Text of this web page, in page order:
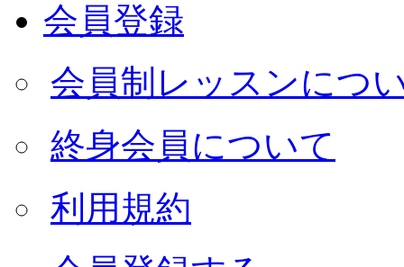
会員登録
会員制レッスンにつ
終身会員について
利用規約